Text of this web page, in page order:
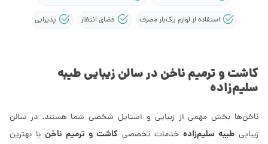
استفاده از لوازم یک‌بار مصرف فضای انتظار پذیرایی
کاشت و ترمیم ناخن در سالن زیبایی طیبه
سلیم‌زاده
ناخن‌ها بخش مهمی از زیبایی و استایل شخصی شما هستند. در سالن
زیبایی طیبه سلیم‌زاده خدمات تخصصی کاشت و ترمیم ناخن با بهترین